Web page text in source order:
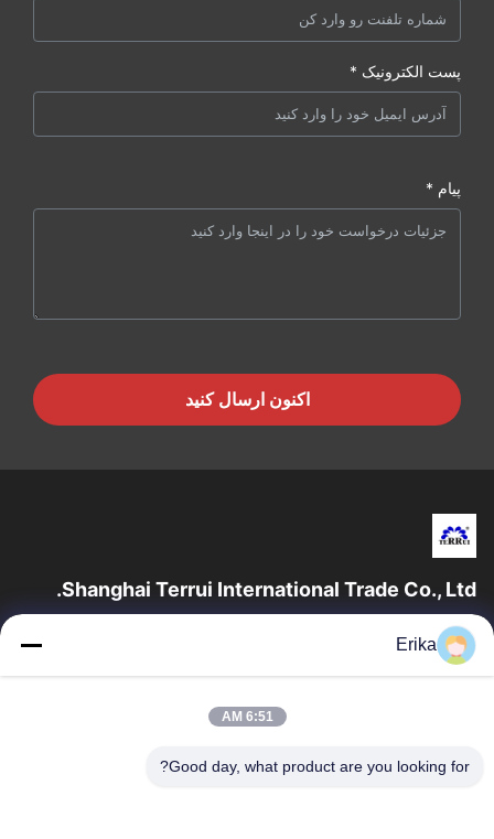
پست الکترونیک *
پیام *
اکنون ارسال کنید
Shanghai Terrui International Trade Co., Ltd.
در توسعه، تولید و فروش تجهیزات دامداری تخصص دارد.
پیوندهای سریع
محصولات
درباره ما
کنترل کیفیت
Erika
6:51 AM
Good day, what product are you looking for?